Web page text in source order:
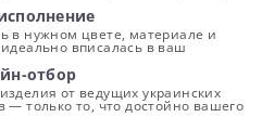
в нужном цвете, материале и
вписалась в ваш
отбор
от ведущих украинских
— только то, что достойно вашего